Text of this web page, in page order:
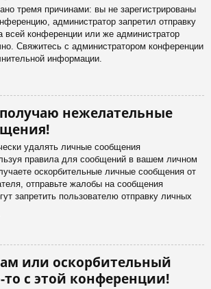
тремя причинами: вы не зарегистрированы
администратор запретил отправку
всей конференции или же администратор
Свяжитесь с администратором конференции
информации.
нежелательные
удалять личные сообщения
правила для сообщений в вашем личном
оскорбительные личные сообщения от
отправьте жалобы на сообщения
запретить пользователю отправку личных
или оскорбительный
то с этой конференции!